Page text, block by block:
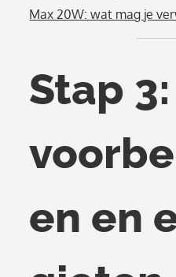
Max 20W: wat mag je
Stap
en en